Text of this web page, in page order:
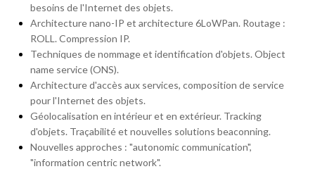
besoins de l'Internet des objets.
Architecture nano-IP et architecture 6LoWPan. Routage :
ROLL. Compression IP.
Techniques de nommage et identification d'objets. Object
name service (ONS).
Architecture d'accès aux services, composition de service
pour l'Internet des objets.
Géolocalisation en intérieur et en extérieur. Tracking
d'objets. Traçabilité et nouvelles solutions beaconning.
Nouvelles approches : "autonomic communication",
"information centric network".